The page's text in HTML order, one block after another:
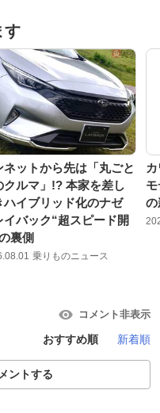
す
ネットから先は「丸ごと
クルマ」!? 本家を差し
ハイブリッド化のナゼ
イバック“超スピード開
裏側
乗りものニュース
の
コメント非表示
おすすめ順 新着順
ントする